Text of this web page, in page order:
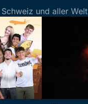
und aller Welt